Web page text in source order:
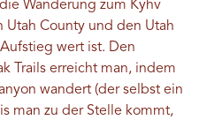
Wanderung zum Kyhv
Utah County und den Utah
wert ist. Den
Trails erreicht man, indem
wandert (der selbst ein
man zu der Stelle kommt,